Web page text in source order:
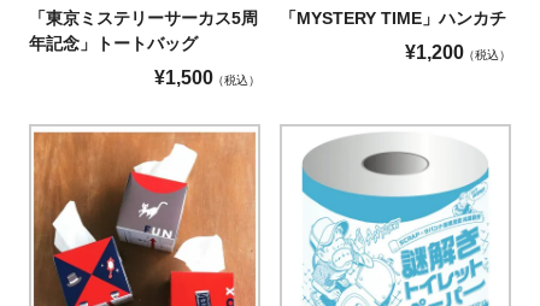
「東京ミステリーサーカス5周
年記念」トートバッグ
¥1,500 税込
「MYSTERY TIME」ハンカチ
¥1,200 税込